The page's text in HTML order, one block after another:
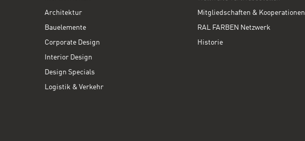
Architektur
Bauelemente
Corporate Design
Interior Design
Design Specials
Logistik & Verkehr
Mitgliedschaften & Kooperationen
RAL FARBEN Netzwerk
Historie